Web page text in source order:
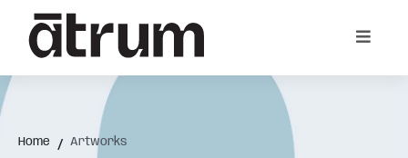
Home Artworks